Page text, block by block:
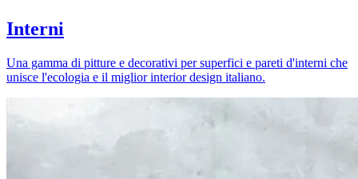
Interni
Una gamma di pitture e decorativi per superfici e pareti d'interni che
unisce l'ecologia e il miglior interior design italiano.